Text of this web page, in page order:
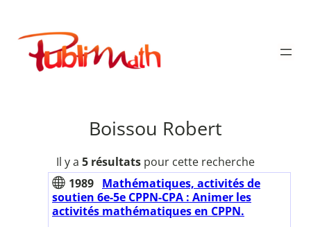
contenu
Publimath
Boissou Robert
Il y a 5 résultats pour cette recherche
1989 Mathématiques, activités de
soutien 6e-5e CPPN-CPA : Animer les
activités mathématiques en CPPN.